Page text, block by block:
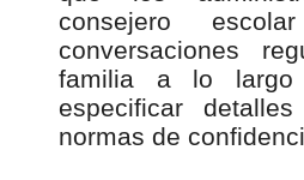
consejero
conversaciones
familia a lo
especificar
normas de